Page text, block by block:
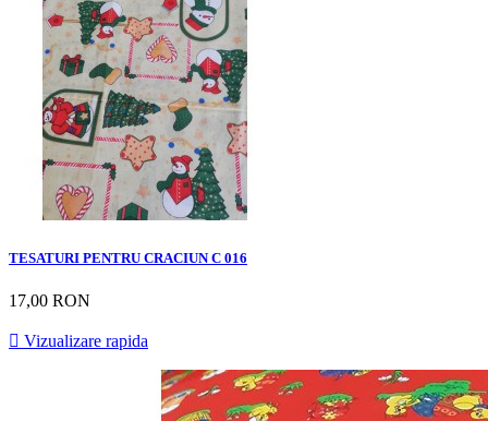
TESATURI PENTRU CRACIUN C 016
17,00 RON
 Vizualizare rapida